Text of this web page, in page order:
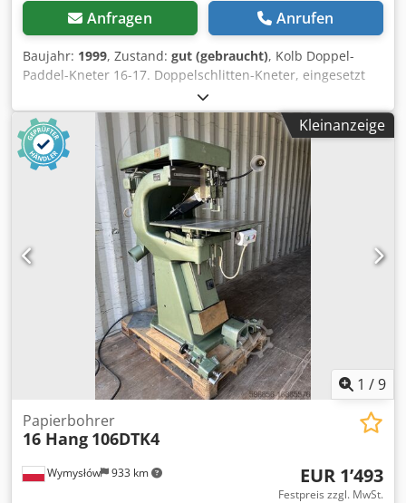
Anfragen Anrufen
Baujahr: 1999, Zustand: gut (gebraucht), Kolb Doppel-
Paddel-Kneter 16-17. Doppelschlitten-Kneter, eingesetzt
zum Mischen von kandierten Früchten. Die Maschine ist in
einwandfrei funktionsfähigem Zustand. Chedpfx Abjy Uvx
Ssija
Kleinanzeige
1 /9
Wymysłów 933 km
Papierbohrer
16 Hang 106DTK4
EUR 1’493
Festpreis zzgl. MwSt.